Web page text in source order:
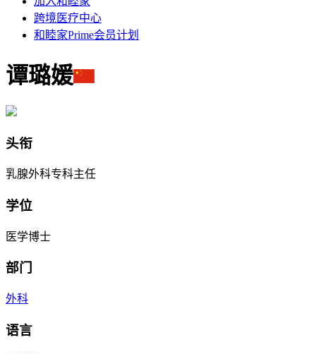
跨境医疗中心
和睦家Prime会员计划
谭璐媛
头衔
乳腺外科专科主任
学位
医学博士
部门
外科
语言